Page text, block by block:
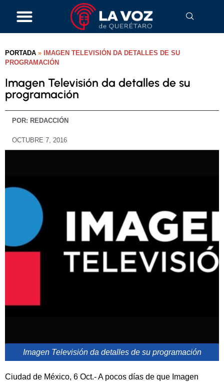
PORTADA »
IMAGEN TELEVISIÓN DA DETALLES DE SU
PROGRAMACIÓN
Imagen Televisión da detalles de su
programación
POR: REDACCIÓN
OCTUBRE 7, 2016
Imagen Televisión da detalles de su programación
Ciudad de México, 6 Oct.- A pocos días de que Imagen